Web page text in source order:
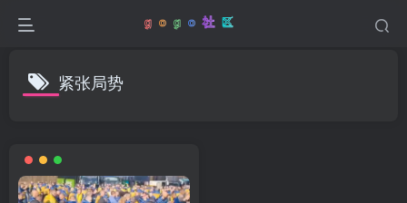
紧张局势